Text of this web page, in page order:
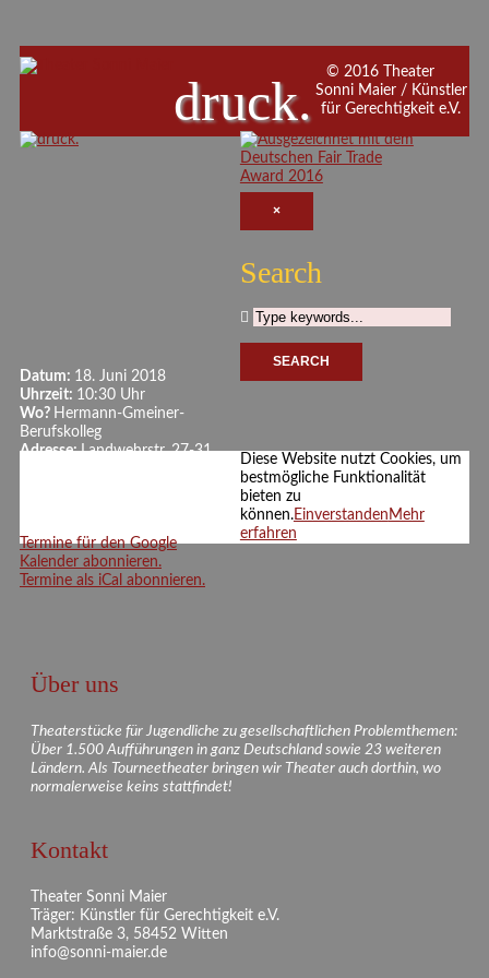
druck.
Datum: 18. Juni 2018
Uhrzeit: 10:30 Uhr
Wo? Hermann-Gmeiner-
Berufskolleg
Adresse:Landwehrstr. 27-31,
Termine für den Google
Kalender abonnieren.
Termine als iCal abonnieren.
Über uns
Theaterstücke für Jugendliche zu gesellschaftlichen Problemthemen:
Über 1.500 Aufführungen in ganz Deutschland sowie 23 weiteren
Ländern. Als Tourneetheater bringen wir Theater auch dorthin, wo
normalerweise keins stattfindet!
Kontakt
Theater Sonni Maier
Träger: Künstler für Gerechtigkeit e.V.
Marktstraße 3, 58452 Witten
info@sonni-maier.de
© 2016 Theater
Sonni Maier / Künstler
für Gerechtigkeit e.V.
×
Search
Diese Website nutzt Cookies, um
bestmögliche Funktionalität
bieten zu
können.Einverstanden Mehr
erfahren